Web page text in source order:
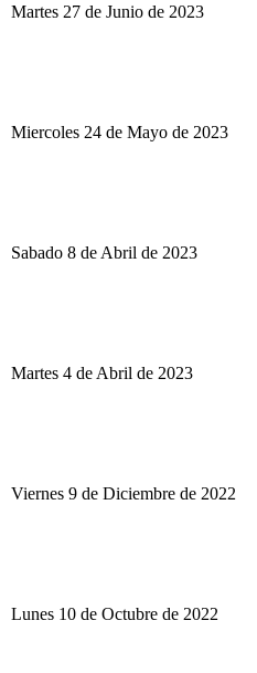
Martes 27 de Junio de 2023
Miercoles 24 de Mayo de 2023
Sabado 8 de Abril de 2023
Martes 4 de Abril de 2023
Viernes 9 de Diciembre de 2022
Lunes 10 de Octubre de 2022